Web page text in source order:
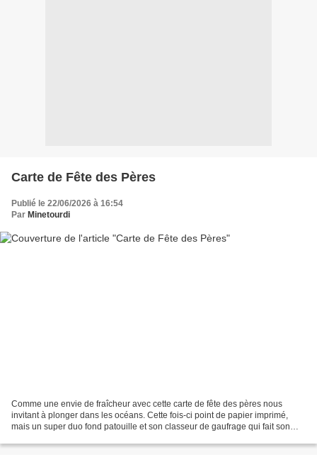
Carte de Fête des Pères
Publié le 22/06/2026 à 16:54
Par Minetourdi
Comme une envie de fraîcheur avec cette carte de fête des pères nous
invitant à plonger dans les océans. Cette fois-ci point de papier imprimé,
mais un super duo fond patouille et son classeur de gaufrage qui fait son